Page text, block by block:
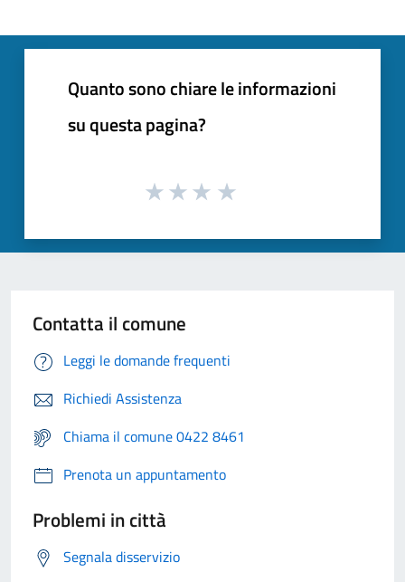
Quanto sono chiare le informazioni
su questa pagina?
Contatta il comune
Leggi le domande frequenti
Richiedi Assistenza
Chiama il comune 0422 8461
Prenota un appuntamento
Problemi in città
Segnala disservizio